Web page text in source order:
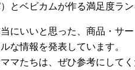
とベビカムが作る満足度ラン
にいいと思った、商品・サ
な情報を発表しています。
マたちは、ぜひ参考にしてく